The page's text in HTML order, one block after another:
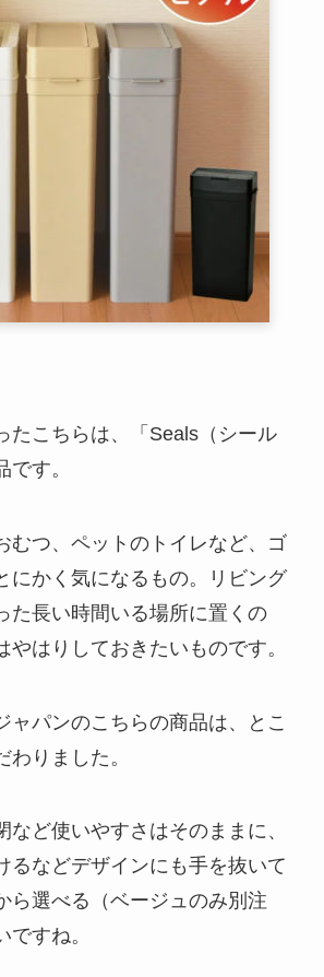
たこちらは、「Seals（シール
です。
むつ、ペットのトイレなど、ゴ
にかく気になるもの。リビング
た長い時間いる場所に置くの
やはりしておきたいものです。
ャパンのこちらの商品は、とこ
わりました。
など使いやすさはそのままに、
るなどデザインにも手を抜いて
ら選べる（ベージュのみ別注
すね。